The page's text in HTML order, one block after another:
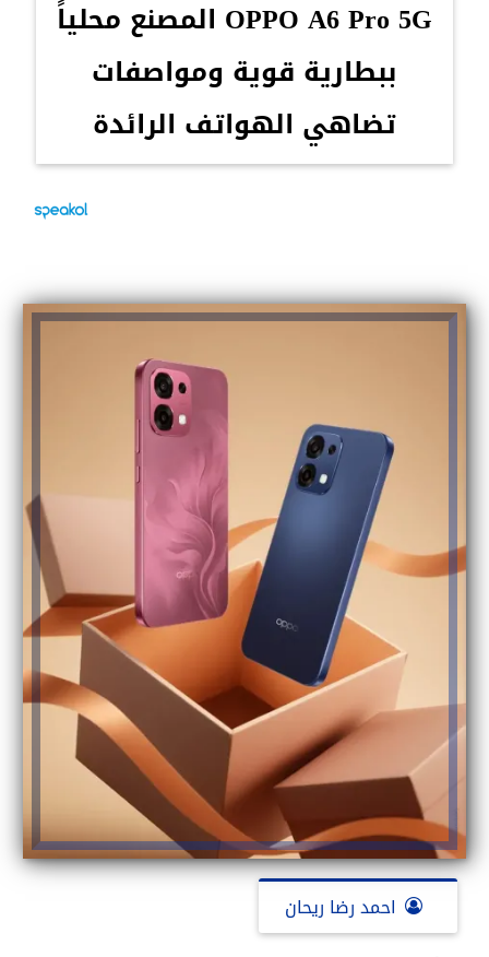
OPPO A6 Pro 5G المصنع محلياً
ببطارية قوية ومواصفات
تضاهي الهواتف الرائدة
احمد رضا ريحان